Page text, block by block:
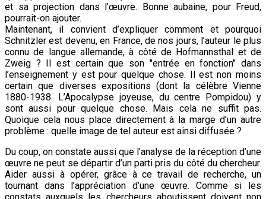
et sa projection dans l’œuvre. Bonne aubaine, pour Freud,
pourrait-on ajouter.
Maintenant, il convient d’expliquer comment et pourquoi
Schnitzler est devenu, en France, de nos jours, l’auteur le plus
connu de langue allemande, à côté de Hofmannsthal et de
Zweig ? Il est certain que son "entrée en fonction" dans
l’enseignement y est pour quelque chose. Il est non moins
certain que diverses expositions (dont la célèbre Vienne
1880-1938. L’Apocalypse joyeuse, du centre Pompidou) y
sont aussi pour quelque chose. Mais cela ne suffit pas.
Quoique cela nous place directement à la marge d’un autre
problème : quelle image de tel auteur est ainsi diffusée ?
Du coup, on constate aussi que l’analyse de la réception d’une
œuvre ne peut se départir d’un parti pris du côté du chercheur.
Aider aussi à opérer, grâce à ce travail de recherche, un
tournant dans l’appréciation d’une œuvre. Comme si les